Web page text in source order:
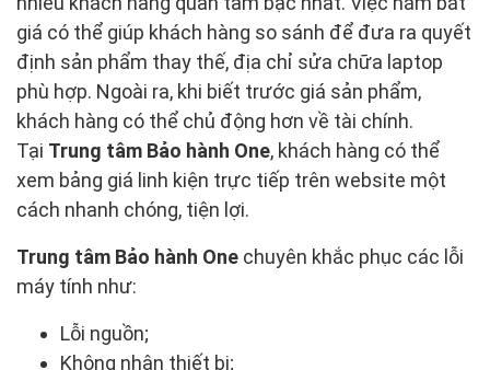
giá có thể giúp khách hàng so sánh để đưa ra quyết
định sản phẩm thay thế, địa chỉ sửa chữa laptop
phù hợp. Ngoài ra, khi biết trước giá sản phẩm,
khách hàng có thể chủ động hơn về tài chính.
Tại Trung tâm Bảo hành One, khách hàng có thể
xem bảng giá linh kiện trực tiếp trên website một
cách nhanh chóng, tiện lợi.
Trung tâm Bảo hành One chuyên khắc phục các lỗi
máy tính như:
Lỗi nguồn;
Không nhận thiết bị;